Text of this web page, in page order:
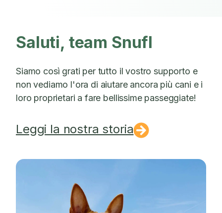
Saluti, team Snufl
Siamo così grati per tutto il vostro supporto e
non vediamo l'ora di aiutare ancora più cani e i
loro proprietari a fare bellissime passeggiate!
Leggi la nostra storia